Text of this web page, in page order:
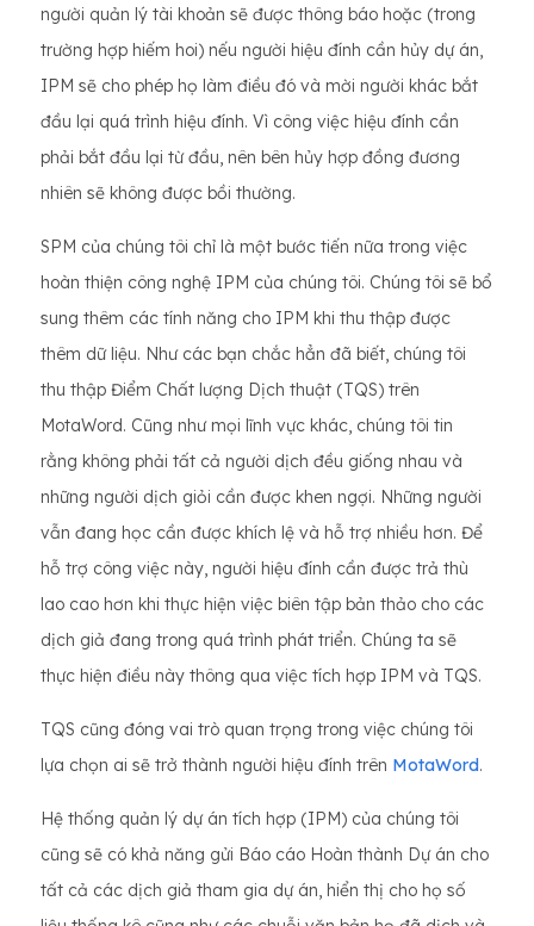
người quản lý tài khoản sẽ được thông báo hoặc (trong
trường hợp hiếm hoi) nếu người hiệu đính cần hủy dự án,
IPM sẽ cho phép họ làm điều đó và mời người khác bắt
đầu lại quá trình hiệu đính. Vì công việc hiệu đính cần
phải bắt đầu lại từ đầu, nên bên hủy hợp đồng đương
nhiên sẽ không được bồi thường.
SPM của chúng tôi chỉ là một bước tiến nữa trong việc
hoàn thiện công nghệ IPM của chúng tôi. Chúng tôi sẽ bổ
sung thêm các tính năng cho IPM khi thu thập được
thêm dữ liệu. Như các bạn chắc hẳn đã biết, chúng tôi
thu thập Điểm Chất lượng Dịch thuật (TQS) trên
MotaWord. Cũng như mọi lĩnh vực khác, chúng tôi tin
rằng không phải tất cả người dịch đều giống nhau và
những người dịch giỏi cần được khen ngợi. Những người
vẫn đang học cần được khích lệ và hỗ trợ nhiều hơn. Để
hỗ trợ công việc này, người hiệu đính cần được trả thù
lao cao hơn khi thực hiện việc biên tập bản thảo cho các
dịch giả đang trong quá trình phát triển. Chúng ta sẽ
thực hiện điều này thông qua việc tích hợp IPM và TQS.
TQS cũng đóng vai trò quan trọng trong việc chúng tôi
lựa chọn ai sẽ trở thành người hiệu đính trên MotaWord.
Hệ thống quản lý dự án tích hợp (IPM) của chúng tôi
cũng sẽ có khả năng gửi Báo cáo Hoàn thành Dự án cho
tất cả các dịch giả tham gia dự án, hiển thị cho họ số